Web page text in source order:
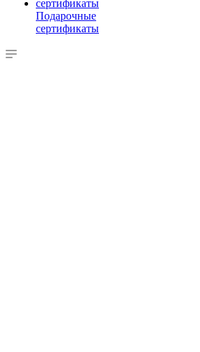
Подарочные
сертификаты